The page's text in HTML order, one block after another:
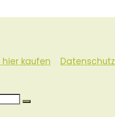
hier kaufen Datenschutz